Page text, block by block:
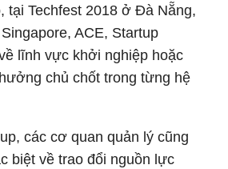
Techfest 2018 ở Đà Nẵng,
ACE, Startup
lĩnh vực khởi nghiệp hoặc
chủ chốt trong từng hệ
các cơ quan quản lý cũng
biệt về trao đổi nguồn lực